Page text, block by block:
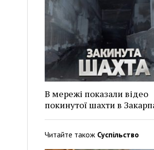
В мережі показали відео
покинутої шахти в
Читайте також Суспільство